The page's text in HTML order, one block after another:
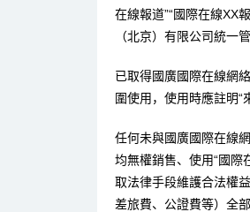
在線報道”“國際在線XX
（北京）有限公司統一
已取得國廣國際在線網
圍使用，使用時應註明
任何未與國廣國際在線
均無權銷售、使用“國際
取法律手段維護合法權
差旅費、公證費等）全